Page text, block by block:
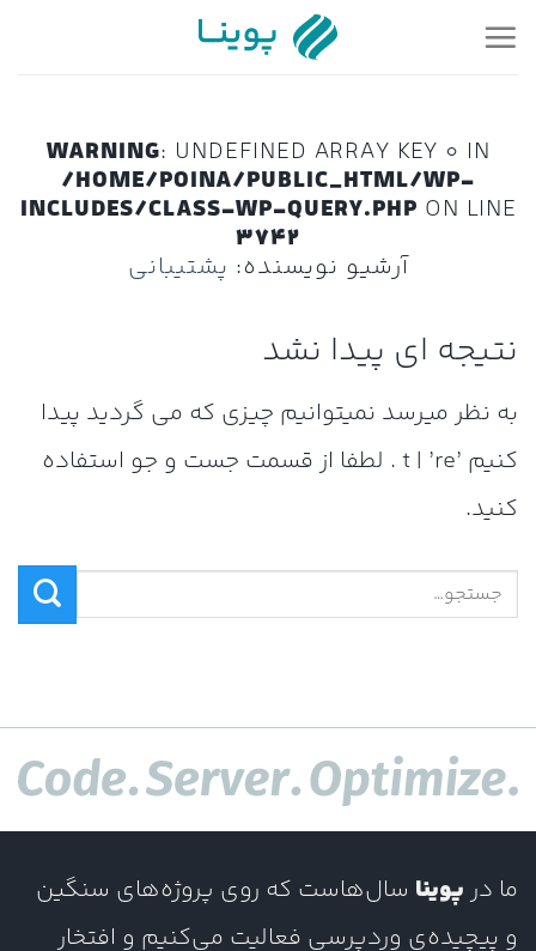
Skip
WARNING: UNDEFINED ARRAY KEY 0 IN
/HOME/POINA/PUBLIC_HTML/WP-
INCLUDES/CLASS-WP-QUERY.PHP ON LINE
3742
آرشیو نویسنده: پشتیبانی
نتیجه ای پیدا نشد
به نظر میرسد نمیتوانیم چیزی که می گردید پیدا
کنیم ’t | ’re . لطفا از قسمت جست و جو استفاده
کنید.
ما در پوینا سال‌هاست که روی پروژه‌های سنگین
و پیچیده‌ی وردپرسی فعالیت می‌کنیم و افتخار